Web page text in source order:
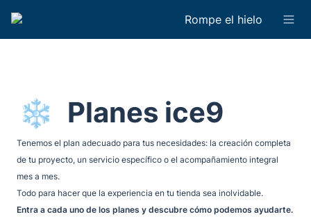
Rompe el hielo
❄️ Planes ice9
Tenemos el plan adecuado para tus necesidades: la creación completa
de tu proyecto, un servicio específico o el acompañamiento integral
mes a mes.
Entra a cada uno de los planes y descubre cómo podemos ayudarte.